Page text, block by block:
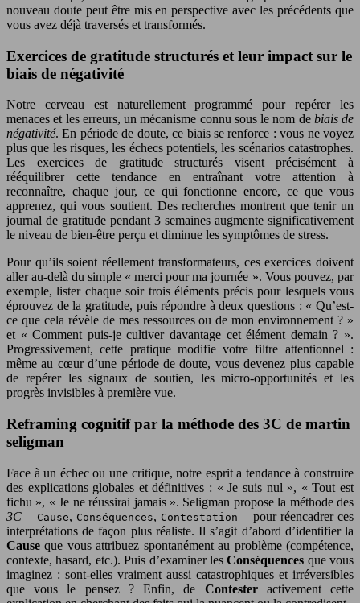
nouveau doute peut être mis en perspective avec les précédents que
vous avez déjà traversés et transformés.
Exercices de gratitude structurés et leur impact sur le
biais de négativité
Notre cerveau est naturellement programmé pour repérer les
menaces et les erreurs, un mécanisme connu sous le nom de biais de
négativité. En période de doute, ce biais se renforce : vous ne voyez
plus que les risques, les échecs potentiels, les scénarios catastrophes.
Les exercices de gratitude structurés visent précisément à
rééquilibrer cette tendance en entraînant votre attention à
reconnaître, chaque jour, ce qui fonctionne encore, ce que vous
apprenez, qui vous soutient. Des recherches montrent que tenir un
journal de gratitude pendant 3 semaines augmente significativement
le niveau de bien-être perçu et diminue les symptômes de stress.
Pour qu’ils soient réellement transformateurs, ces exercices doivent
aller au-delà du simple « merci pour ma journée ». Vous pouvez, par
exemple, lister chaque soir trois éléments précis pour lesquels vous
éprouvez de la gratitude, puis répondre à deux questions : « Qu’est-
ce que cela révèle de mes ressources ou de mon environnement ? »
et « Comment puis-je cultiver davantage cet élément demain ? ».
Progressivement, cette pratique modifie votre filtre attentionnel :
même au cœur d’une période de doute, vous devenez plus capable
de repérer les signaux de soutien, les micro-opportunités et les
progrès invisibles à première vue.
Reframing cognitif par la méthode des 3C de martin
seligman
Face à un échec ou une critique, notre esprit a tendance à construire
des explications globales et définitives : « Je suis nul », « Tout est
fichu », « Je ne réussirai jamais ». Seligman propose la méthode des
3C – Cause, Conséquences, Contestation – pour réencadrer ces
interprétations de façon plus réaliste. Il s’agit d’abord d’identifier la
Cause que vous attribuez spontanément au problème (compétence,
contexte, hasard, etc.). Puis d’examiner lesConséquences que vous
imaginez : sont-elles vraiment aussi catastrophiques et irréversibles
que vous le pensez ? Enfin, de Contesteractivement cette